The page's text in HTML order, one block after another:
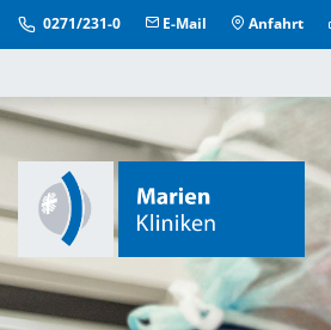
0271/231-0 E-Mail Anfahrt